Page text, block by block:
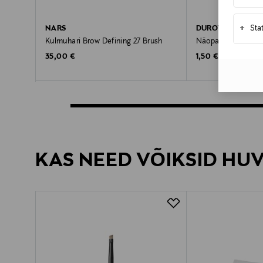
+
NARS
Kulmuhari Brow Defining 27 Brush
Original Price
35,00 €
DUROY
Näopaber, 100 tk
Original Price
1,50 €
KAS NEED VÕIKSID